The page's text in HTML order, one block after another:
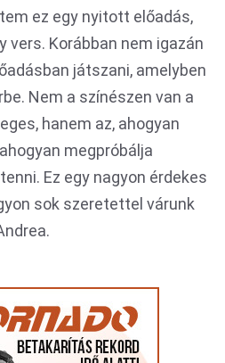
ez egy nyitott előadás,
vers. Korábban nem igazán
játszani, amelyben
Nem a színészen van a
hanem az, ahogyan
megpróbálja
Ez egy nagyon érdekes
sok szeretettel várunk